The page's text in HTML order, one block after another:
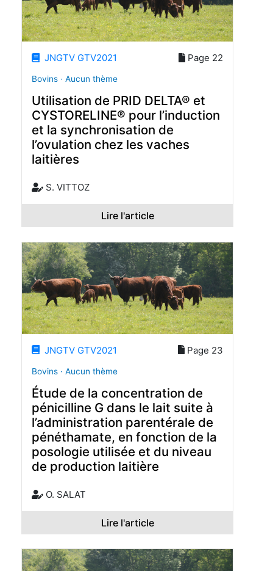
JNGTV GTV2021 Page 22
Bovins · Aucun thème
Utilisation de PRID DELTA® et
CYSTORELINE® pour l’induction
et la synchronisation de
l’ovulation chez les vaches
laitières
S. VITTOZ
Lire l'article
JNGTV GTV2021 Page 23
Bovins · Aucun thème
Étude de la concentration de
pénicilline G dans le lait suite à
l’administration parentérale de
pénéthamate, en fonction de la
posologie utilisée et du niveau
de production laitière
O. SALAT
Lire l'article